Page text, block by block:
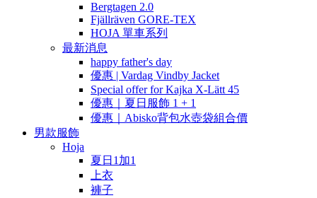
Bergtagen 2.0
Fjällräven GORE-TEX
HOJA 單車系列
最新消息
happy father's day
優惠 | Vardag Vindby Jacket
Special offer for Kajka X-Lätt 45
優惠｜夏日服飾 1 + 1
優惠｜Abisko背包水壺袋組合價
男款服飾
Hoja
夏日1加1
上衣
褲子